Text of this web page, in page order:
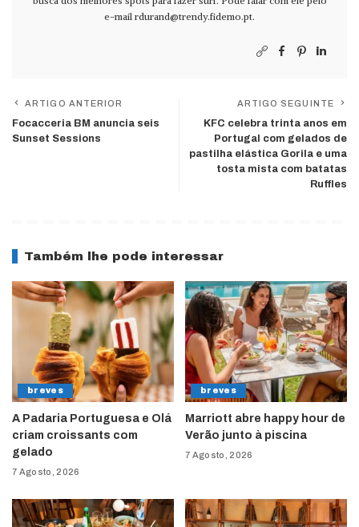
e-mail rdurand@trendy.fidemo.pt.
ARTIGO ANTERIOR
Focacceria BM anuncia seis
Sunset Sessions
ARTIGO SEGUINTE
KFC celebra trinta anos em
Portugal com gelados de
pastilha elástica Gorila e uma
tosta mista com batatas
Ruffles
Também lhe pode interessar
breves
A Padaria Portuguesa e Olá
criam croissants com
gelado
7 Agosto, 2026
breves
Marriott abre happy hour de
Verão junto à piscina
7 Agosto, 2026